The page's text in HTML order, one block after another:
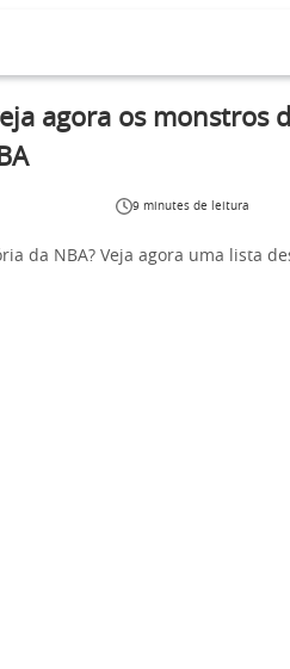
agora os monstros
9 minutes de leitura
da NBA? Veja agora uma lista